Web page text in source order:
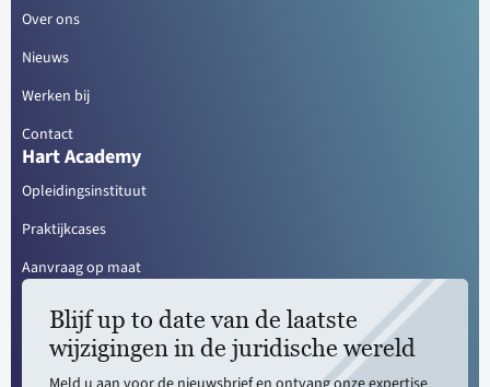
Over ons
Nieuws
Werken bij
Contact
Hart Academy
Opleidingsinstituut
Praktijkcases
Aanvraag op maat
Blijf up to date van de laatste
wijzigingen in de juridische wereld